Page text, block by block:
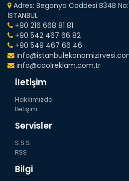
Adres: Begonya Caddesi B34B
İSTANBUL
+90 216 668 81 81
+90 542 467 66 82
+90 549 467 66 46
info@coolreklam.com.tr
İletişim
Hakkımızda
İletişim
Servisler
S.S.S.
RSS
Bilgi